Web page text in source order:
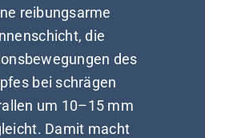
reibungsarme
die
des
bei schrägen
um 10–15 mm
Damit macht